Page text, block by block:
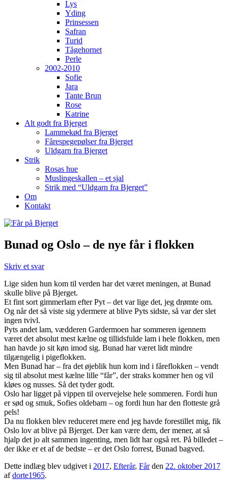
Lys
Yding
Prinsessen
Safran
Turid
Tågehornet
Perle
2002-2010
Sofie
Jara
Tante Brun
Rose
Katrine
Alt godt fra Bjerget
Lammekød fra Bjerget
Fårespegepølser fra Bjerget
Uldgarn fra Bjerget
Strik
Rosas hue
Muslingeskallen – et sjal
Strik med “Uldgarn fra Bjerget”
Om
Kontakt
Bunad og Oslo – de nye får i flokken
Skriv et svar
Lige siden hun kom til verden har det været meningen, at Bunad
skulle blive på Bjerget.
Et fint sort gimmerlam efter Pyt – det var lige det, jeg drømte om.
Og når det så viste sig ydermere at blive Pyts sidste, så var der slet
ingen tvivl.
Pyts andet lam, vædderen Gardermoen har sommeren igennem
været det absolut mest kælne og tillidsfulde lam i hele flokken, men
han havde jo sit køn imod sig. Bunad har været lidt mindre
tilgængelig i pigeflokken.
Men Bunad har – fra det øjeblik hun kom ind i fåreflokken – vendt
sig til absolut mest kælne lille “får”, der straks kommer hen og vil
kløes og nusses. Så det tyder godt.
Oslo har ligget på vippen til overvejelse hele sommeren. Fordi hun
er sød og smuk, Sofies oldebarn – og fordi hun har den flotteste grå
pels!
Da nu flokken blev reduceret mere end jeg havde forestillet mig, fik
Oslo lov at blive på Bjerget. Der kan være dem, der mener, at så
hjalp det jo alt sammen ingenting, men lidt har også ret. På billedet –
der ikke er et af de bedste – er det Oslo forrest, Bunad bagved.
Dette indlæg blev udgivet i 2017, Efterår, Fården 22. oktober 2017
afdorte1965.